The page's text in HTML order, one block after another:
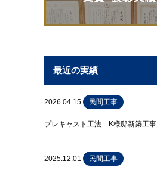
最近の実績
2026.04.15 民間工事
プレキャスト工法 K様邸新築工事
2025.12.01 民間工事